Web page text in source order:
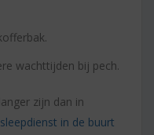
wachttijden bij pech.
zijn dan in
sleepdienst in de buurt